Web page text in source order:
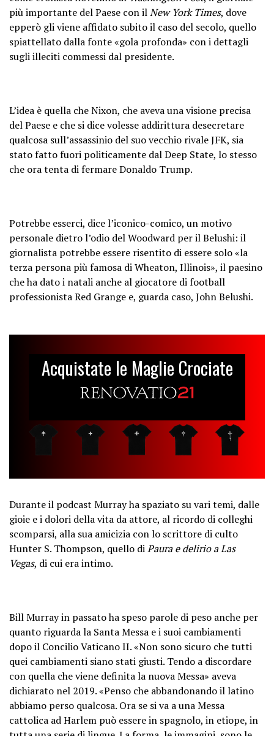
più importante del Paese con ilNew York Times, dove
epperò gli viene affidato subito il caso del secolo, quello
spiattellato dalla fonte «gola profonda» con i dettagli
sugli illeciti commessi dal presidente.
L’idea è quella che Nixon, che aveva una visione precisa
del Paese e che si dice volesse addirittura desecretare
qualcosa sull’assassinio del suo vecchio rivale JFK, sia
stato fatto fuori politicamente dal Deep State, lo stesso
che ora tenta di fermare Donaldo Trump.
Potrebbe esserci, dice l’iconico-comico, un motivo
personale dietro l’odio del Woodward per il Belushi: il
giornalista potrebbe essere risentito di essere solo «la
terza persona più famosa di Wheaton, Illinois», il paesino
che ha dato i natali anche al giocatore di football
professionista Red Grange e, guarda caso, John Belushi.
Acquistate le Maglie Crociate
Durante il podcast Murray ha spaziato su vari temi, dalle
gioie e i dolori della vita da attore, al ricordo di colleghi
scomparsi, alla sua amicizia con lo scrittore di culto
Hunter S. Thompson, quello diPaura e delirio a Las
Vegas, di cui era intimo.
Bill Murray in passato ha speso parole di peso anche per
quanto riguarda la Santa Messa e i suoi cambiamenti
dopo il Concilio Vaticano II. «Non sono sicuro che tutti
quei cambiamenti siano stati giusti. Tendo a discordare
con quella che viene definita la nuova Messa» aveva
dichiarato nel 2019. «Penso che abbandonando il latino
abbiamo perso qualcosa. Ora se si va a una Messa
cattolica ad Harlem può essere in spagnolo, in etiope, in